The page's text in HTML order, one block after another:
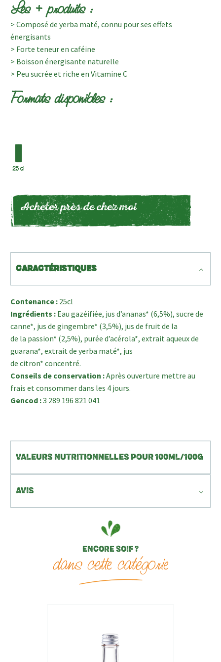
Les + produits :
> Composé de yerba maté, connu pour ses effets
énergisants
> Forte teneur en caféine
> Boisson énergisante naturelle
> Peu sucrée et riche en Vitamine C
Formats disponibles :
Acheter près de chez moi
ENCORE SOIF ?
dans cette catégorie
CARACTÉRISTIQUES
Contenance : 25cl
Ingrédients : Eau gazéifiée, jus d’ananas* (6,5%), sucre de
canne*, jus de gingembre* (3,5%), jus de fruit de la
de la passion* (2,5%), purée d’acérola*, extrait aqueux de
guarana*, extrait de yerba maté*, jus
de citron* concentré.
Conseils de conservation :Après ouverture mettre au
frais et consommer dans les 4 jours.
Gencod :3 289 196 821 041
VALEURS NUTRITIONNELLES POUR 100ML/100G
AVIS